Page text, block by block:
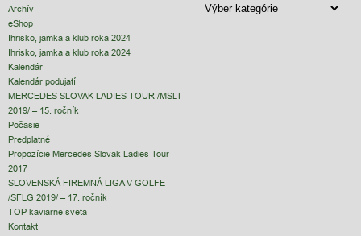
Archív
eShop
Ihrisko, jamka a klub roka 2024
Ihrisko, jamka a klub roka 2024
Kalendár
Kalendár podujatí
MERCEDES SLOVAK LADIES TOUR /MSLT
2019/ – 15. ročník
Počasie
Predplatné
Propozície Mercedes Slovak Ladies Tour
2017
SLOVENSKÁ FIREMNÁ LIGA V GOLFE
/SFLG 2019/ – 17. ročník
TOP kaviarne sveta
Kontakt
ČLÁNKY